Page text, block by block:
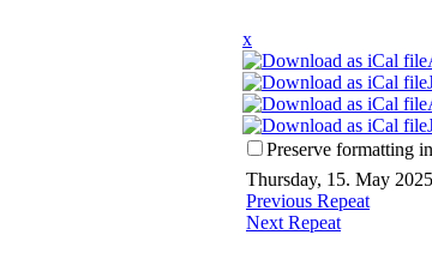
x
Preserve formatting
Thursday, 15. May
Previous Repeat
Next Repeat